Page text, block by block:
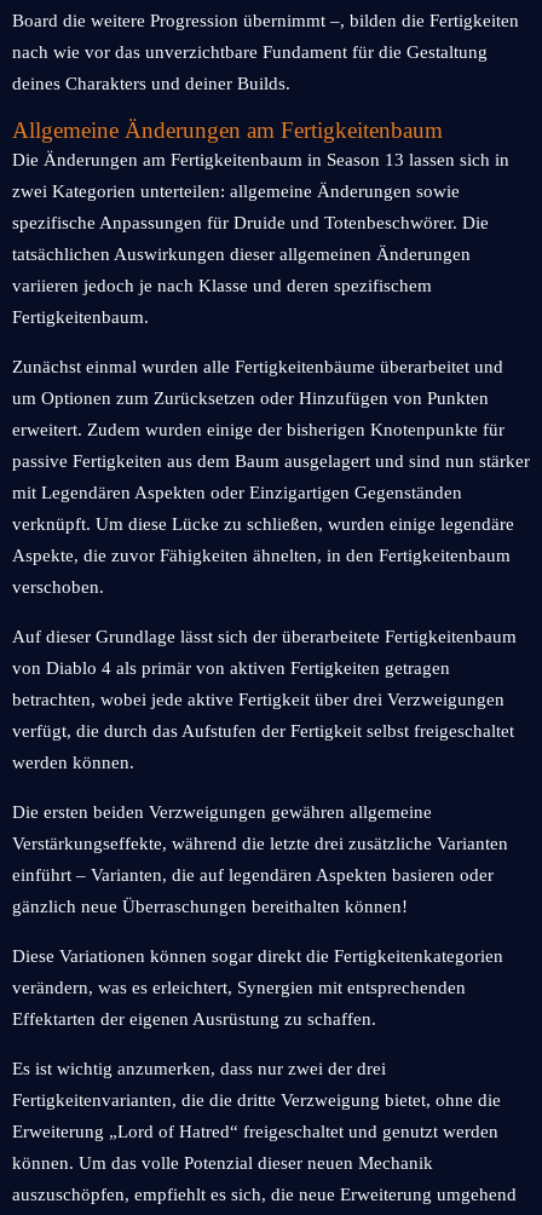
Board die weitere Progression übernimmt –, bilden die Fertigkeiten
nach wie vor das unverzichtbare Fundament für die Gestaltung
deines Charakters und deiner Builds.
Allgemeine Änderungen am Fertigkeitenbaum
Die Änderungen am Fertigkeitenbaum in Season 13 lassen sich in
zwei Kategorien unterteilen: allgemeine Änderungen sowie
spezifische Anpassungen für Druide und Totenbeschwörer. Die
tatsächlichen Auswirkungen dieser allgemeinen Änderungen
variieren jedoch je nach Klasse und deren spezifischem
Fertigkeitenbaum.
Zunächst einmal wurden alle Fertigkeitenbäume überarbeitet und
um Optionen zum Zurücksetzen oder Hinzufügen von Punkten
erweitert. Zudem wurden einige der bisherigen Knotenpunkte für
passive Fertigkeiten aus dem Baum ausgelagert und sind nun stärker
mit Legendären Aspekten oder Einzigartigen Gegenständen
verknüpft. Um diese Lücke zu schließen, wurden einige legendäre
Aspekte, die zuvor Fähigkeiten ähnelten, in den Fertigkeitenbaum
verschoben.
Auf dieser Grundlage lässt sich der überarbeitete Fertigkeitenbaum
von Diablo 4 als primär von aktiven Fertigkeiten getragen
betrachten, wobei jede aktive Fertigkeit über drei Verzweigungen
verfügt, die durch das Aufstufen der Fertigkeit selbst freigeschaltet
werden können.
Die ersten beiden Verzweigungen gewähren allgemeine
Verstärkungseffekte, während die letzte drei zusätzliche Varianten
einführt – Varianten, die auf legendären Aspekten basieren oder
gänzlich neue Überraschungen bereithalten können!
Diese Variationen können sogar direkt die Fertigkeitenkategorien
verändern, was es erleichtert, Synergien mit entsprechenden
Effektarten der eigenen Ausrüstung zu schaffen.
Es ist wichtig anzumerken, dass nur zwei der drei
Fertigkeitenvarianten, die die dritte Verzweigung bietet, ohne die
Erweiterung „Lord of Hatred“ freigeschaltet und genutzt werden
können. Um das volle Potenzial dieser neuen Mechanik
auszuschöpfen, empfiehlt es sich, die neue Erweiterung umgehend